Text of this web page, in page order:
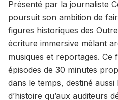
Présenté par la journaliste
poursuit son ambition de
figures historiques des
écriture immersive mêlant
musiques et reportages. Ce
épisodes de 30 minutes
dans le temps, destiné
d’histoire qu’aux auditeurs